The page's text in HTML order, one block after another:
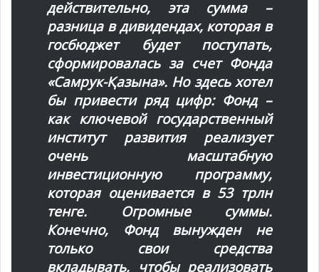
действительно, эта сумма –
разница в дивидендах, которая в
госбюджет будет поступать,
сформировалась за счет Фонда
«Самрук-Қазына». Но здесь хотел
бы привести ряд цифр: Фонд –
как ключевой государственный
институт развития реализует
очень масштабную
инвестиционную программу,
которая оценивается в 53 трлн
тенге. Огромные суммы.
Конечно, Фонд вынужден не
только свои средства
вкладывать, чтобы реализовать